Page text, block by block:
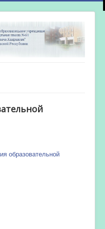
образовательной